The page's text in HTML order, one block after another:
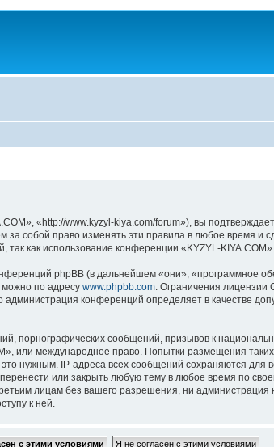
«http://www.kyzyl-kiya.com/forum»), вы
собой право изменять эти правила в любое время и
как использование конференции «KYZYL-
phpBB (в дальнейшем «они», «программное
по адресу www.phpbb.com. Ограничения лицензии
конференций определяет в качестве
порнографических сообщений, призывов к
или международное право. Попытки размещения
нужным. IP-адреса всех сообщений сохраняются для
или закрыть любую тему в любое время по
лицам без вашего разрешения, ни
к ней.